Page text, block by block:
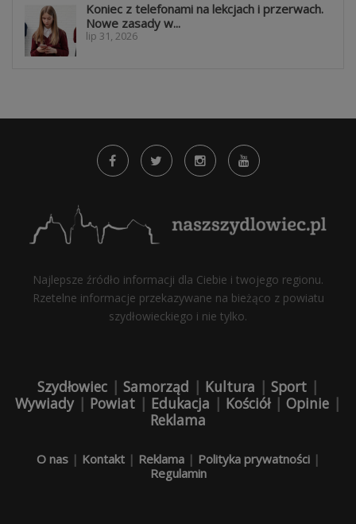
Koniec z telefonami na lekcjach i przerwach.
Nowe zasady w...
lip 31, 2026
Najlepsze źródło informacji dla Ciebie i twojego regionu.
Rzetelne informacje przekazywane na bieżąco z powiatu
szydłowieckiego i nie tylko.
Szydłowiec | Samorząd | Kultura | Sport |
Wywiady| Powiat | Edukacja | Kościół| Opinie |
Reklama
O nas| Kontakt| Reklama| Polityka prywatności|
Regulamin